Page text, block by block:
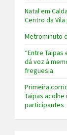
Natal em
Centro da
Metrominuto
“Entre
dá voz à
freguesia
Primeira
Taipas
participantes